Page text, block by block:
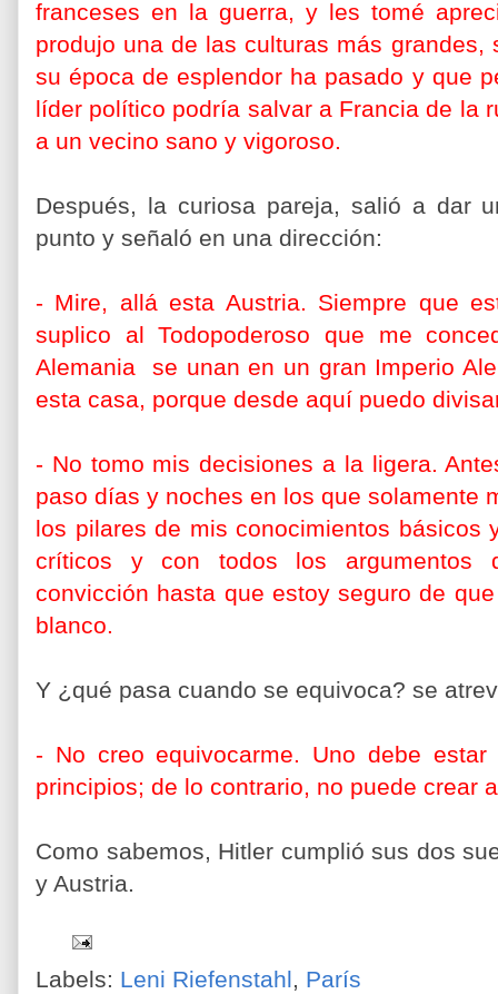
franceses en la guerra, y les tomé
produjo una de las culturas más
su época de esplendor ha pasado y que
líder político podría salvar a Francia de la
a un vecino sano y vigoroso.
Después, la curiosa pareja, salió a dar
punto y señaló en una dirección:
- Mire, allá esta Austria. Siempre que
suplico al Todopoderoso que me
Alemania se unan en un gran Imperio
esta casa, porque desde aquí puedo
- No tomo mis decisiones a la ligera.
paso días y noches en los que solamente
los pilares de mis conocimientos básicos
críticos y con todos los argumentos
convicción hasta que estoy seguro de
blanco.
Y ¿qué pasa cuando se equivoca? se
- No creo equivocarme. Uno debe
principios; de lo contrario, no puede crear
Como sabemos, Hitler cumplió sus dos
y Austria.
Labels: Leni Riefenstahl, París